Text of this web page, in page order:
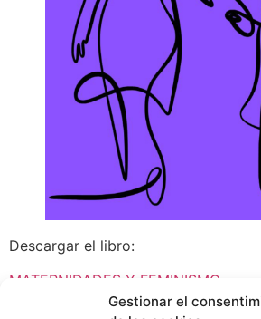
Gestionar el
Descargar el libro:
MATERNIDADES Y FEMINISMO